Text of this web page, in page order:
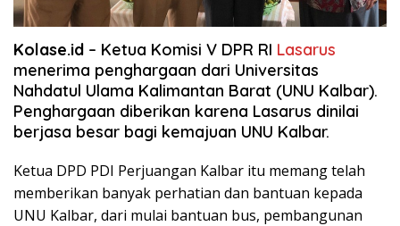
Kolase.id – Ketua Komisi V DPR RI Lasarus
menerima penghargaan dari Universitas
Nahdatul Ulama Kalimantan Barat (UNU Kalbar).
Penghargaan diberikan karena Lasarus dinilai
berjasa besar bagi kemajuan UNU Kalbar.
Ketua DPD PDI Perjuangan Kalbar itu memang telah
memberikan banyak perhatian dan bantuan kepada
UNU Kalbar, dari mulai bantuan bus, pembangunan